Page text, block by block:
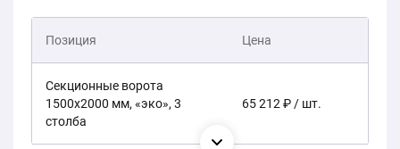
Позиция Цена
Секционные ворота
1500х2000 мм, «эко», 3
столба
65 212 ₽ / шт.